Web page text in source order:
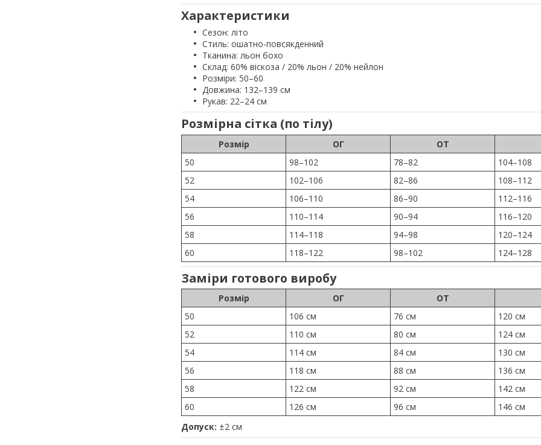
Характеристики
Сезон: літо
Стиль: ошатно-повсякденний
Тканина: льон бохо
Склад: 60% віскоза / 20% льон / 20% нейлон
Розміри: 50–60
Довжина: 132–139 см
Рукав: 22–24 см
Розмірна сітка (по тілу)
Розмір ОГ ОТ
50
98–102 78–82
104–108
52
102–106 82–86
108–112
54
106–110 86–90
112–116
56
110–114 90–94
116–120
58
114–118 94–98
120–124
60
118–122 98–102 124–128
Заміри готового виробу
Розмір ОГ ОТ
50
106 см 76 см
120 см
52
110 см 80 см
124 см
54
114 см 84 см
130 см
56
118 см 88 см
136 см
58
122 см 92 см
142 см
60
126 см 96 см
146 см
Допуск: ±2 см